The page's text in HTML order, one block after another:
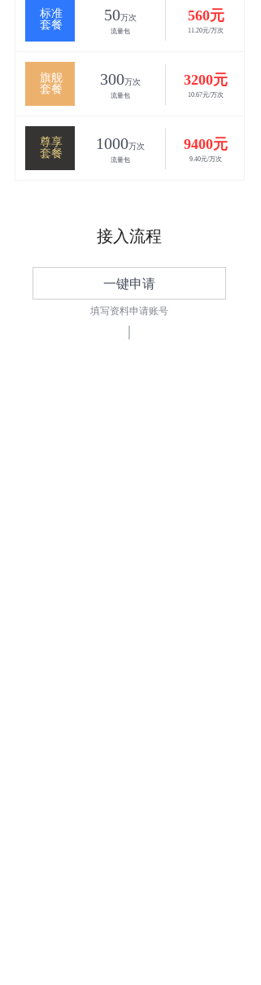
接入流程
一键申请
填写资料申请账号
标准
套餐
560元
11.20元/万次
50万次
流量包
旗舰
套餐
3200元
10.67元/万次
300万次
流量包
尊享
套餐
9400元
9.40元/万次
1000万次
流量包